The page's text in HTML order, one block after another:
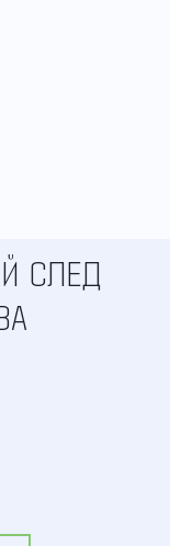
СЛЕД